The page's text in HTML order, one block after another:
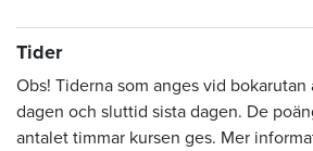
Tider
Obs! Tiderna som anges vid bokarutan
dagen och sluttid sista dagen. De
antalet timmar kursen ges. Mer